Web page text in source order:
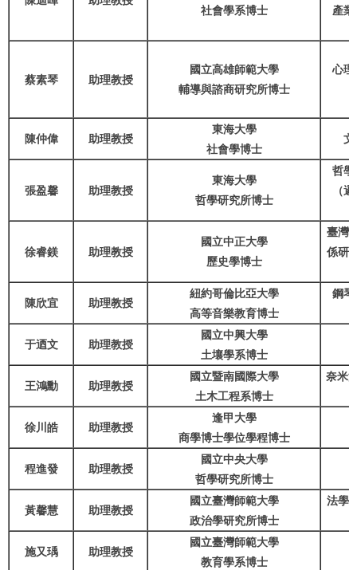
社會學系博士
產
蔡素琴 助理教授
國立高雄師範大學
輔導與諮商研究所博士
心
陳仲偉 助理教授
東海大學
社會學博士
文
張盈馨 助理教授
東海大學
哲學研究所博士
哲
（
徐睿鎂 助理教授
國立中正大學
歷史學博士
臺灣
係研
陳欣宜 助理教授
紐約哥倫比亞大學
高等音樂教育博士
鋼
于迺文 助理教授
國立中興大學
土壤學系博士
王鴻勳 助理教授
國立暨南國際大學
土木工程系博士
奈米
徐川皓 助理教授
逢甲大學
商學博士學位學程博士
程進發 助理教授
國立中央大學
哲學研究所博士
黃馨慧 助理教授
國立臺灣師範大學
政治學研究所博士
法學
施又瑀 助理教授
國立臺灣師範大學
教育學系博士